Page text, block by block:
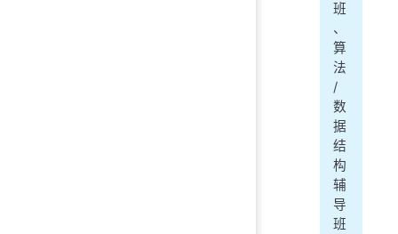
班
、
算
法
/
数
据
结
构
辅
导
班